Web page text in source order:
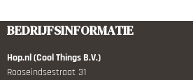
BEDRIJFSINFORMATIE
Hop.nl (Cool Things B.V.)
Rooseindsestraat 31